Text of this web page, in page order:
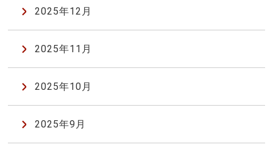
2025年12月
2025年11月
2025年10月
2025年9月